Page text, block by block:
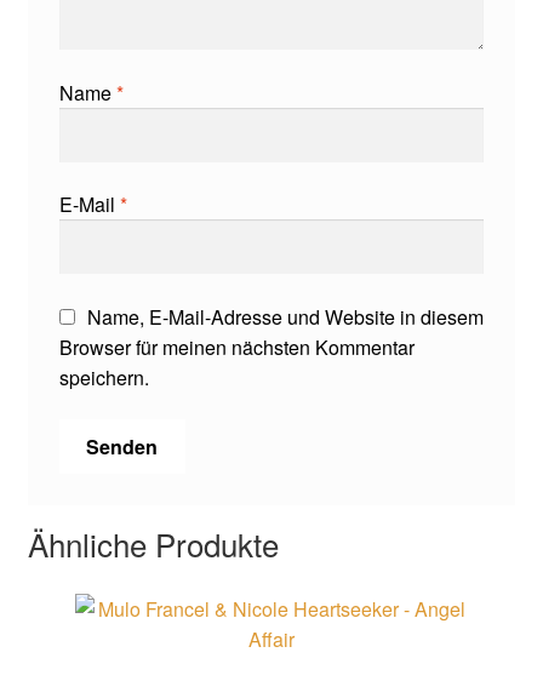
Name*
E-Mail *
Name, E-Mail-Adresse und Website in diesem
Browser für meinen nächsten Kommentar
speichern.
Ähnliche Produkte